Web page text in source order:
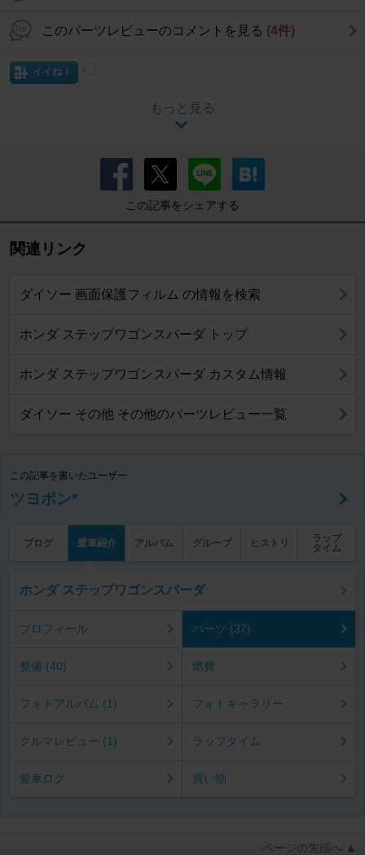
このパーツレビューのコメントを見る (4件)
イイね！
もっと見る
この記事をシェアする
関連リンク
ダイソー 画面保護フィルム の情報を検索
ホンダ ステップワゴンスパーダ トップ
ホンダ ステップワゴンスパーダ カスタム情報
ダイソー その他 その他のパーツレビュー一覧
この記事を書いたユーザー
ツヨポン*
ブログ 愛車紹介 アルバム グループ ヒストリ
ラップ
タイム
ホンダ ステップワゴンスパーダ
プロフィール パーツ (37)
整備 (40) 燃費
フォトアルバム (1) フォトギャラリー
クルマレビュー (1) ラップタイム
愛車ログ 買い物
ページの先頭へ ▲